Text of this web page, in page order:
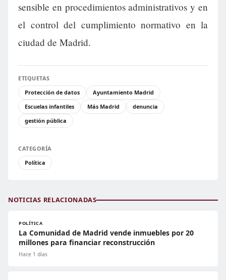
sensible en procedimientos administrativos y en
el control del cumplimiento normativo en la
ciudad de Madrid.
ETIQUETAS
Protección de datos
Ayuntamiento Madrid
Escuelas infantiles
Más Madrid
denuncia
gestión pública
CATEGORÍA
Política
NOTICIAS RELACIONADAS
POLÍTICA
La Comunidad de Madrid vende inmuebles por 20
millones para financiar reconstrucción
Hace 1 días